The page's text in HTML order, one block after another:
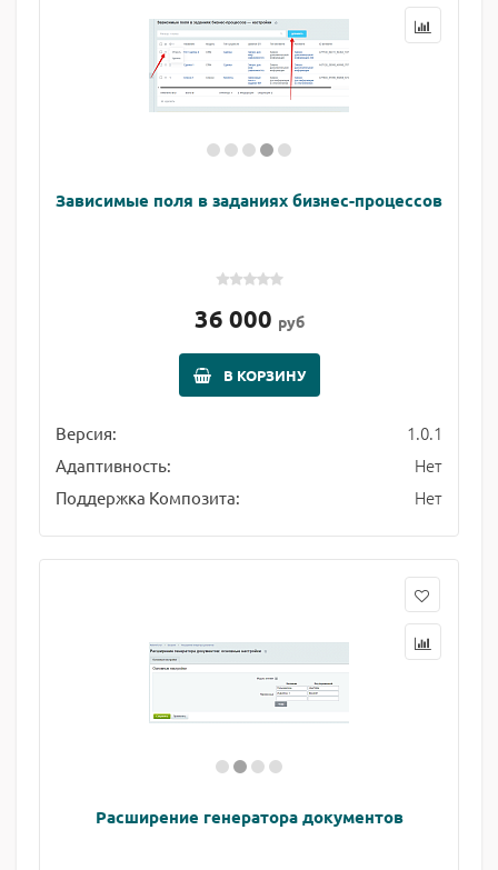
Зависимые поля в заданиях бизнес-процессов
36 000 руб
В КОРЗИНУ
Версия: 1.0.1
Адаптивность: Нет
Поддержка Композита: Нет
Расширение генератора документов